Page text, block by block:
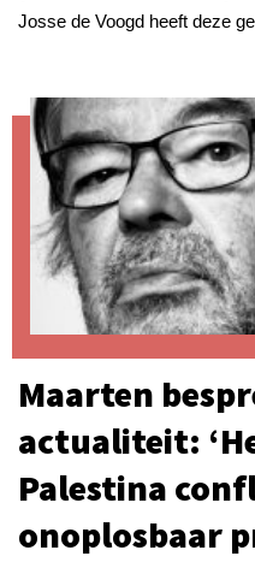
Josse de Voogd heeft deze
Maarten
actualiteit:
Palestina
onoplosbaar